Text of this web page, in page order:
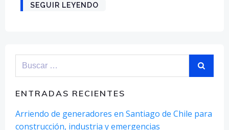
SEGUIR LEYENDO
Buscar:
ENTRADAS RECIENTES
Arriendo de generadores en Santiago de Chile para
construcción, industria y emergencias